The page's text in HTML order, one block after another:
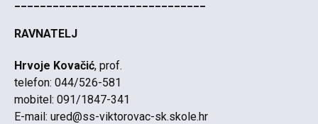
RAVNATELJ
Hrvoje Kovačić, prof.
telefon: 044/526-581
mobitel: 091/1847-341
E-mail: ured@ss-viktorovac-sk.skole.hr